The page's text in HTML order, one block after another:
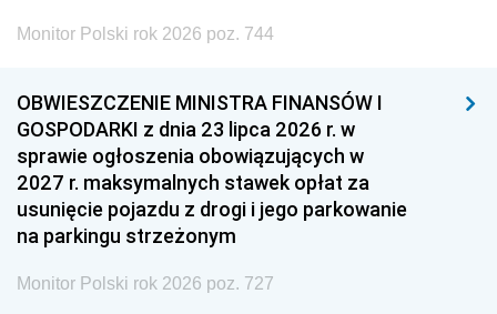
Monitor Polski rok 2026 poz. 744
OBWIESZCZENIE MINISTRA FINANSÓW I
GOSPODARKI z dnia 23 lipca 2026 r. w
sprawie ogłoszenia obowiązujących w
2027 r. maksymalnych stawek opłat za
usunięcie pojazdu z drogi i jego parkowanie
na parkingu strzeżonym
Monitor Polski rok 2026 poz. 727